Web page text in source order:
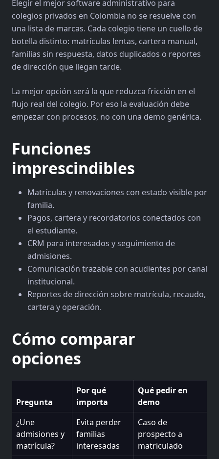
Elegir el mejor software administrativo para
colegios privados en Colombia no se resuelve con
una lista de marcas. Cada colegio tiene un cuello de
botella distinto: matrículas lentas, cartera manual,
familias sin respuesta, datos duplicados o reportes
de dirección que llegan tarde.
La mejor opción será la que reduzca fricción en el
flujo real del colegio. Por eso la evaluación debe
empezar con procesos, no con una demo genérica.
Funciones
imprescindibles
Matrículas y renovaciones con estado visible por
familia.
Pagos, cartera y recordatorios conectados con
el estudiante.
CRM para interesados y seguimiento de
admisiones.
Comunicación trazable con acudientes por canal
institucional.
Reportes de dirección sobre matrícula, recaudo,
cartera y operación.
Cómo comparar
opciones
Pregunta
Por qué
importa
Qué pedir en
demo
¿Une
admisiones y
matrícula?
Evita perder
familias
interesadas
Caso de
prospecto a
matriculado